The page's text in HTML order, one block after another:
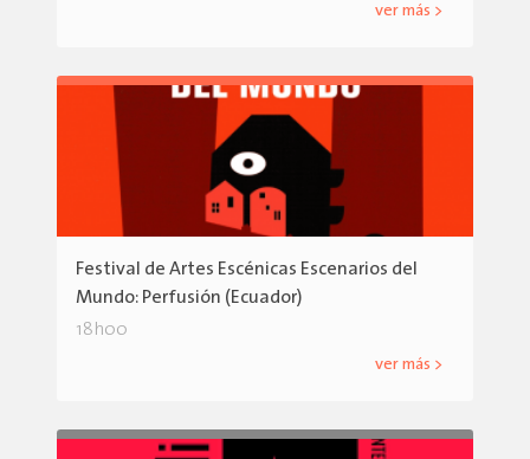
ver más >
Festival de Artes Escénicas Escenarios del
Mundo: Perfusión (Ecuador)
18h00
ver más >